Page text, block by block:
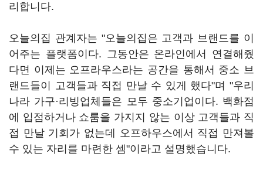
리합니다.
오늘의집 관계자는 "오늘의집은 고객과 브랜드를 이
어주는 플랫폼이다. 그동안은 온라인에서 연결해줬
다면 이제는 오프라우스라는 공간을 통해서 중소 브
랜드들이 고객들과 직접 만날 수 있게 했다"며 "우리
나라 가구·리빙업체들은 모두 중소기업이다. 백화점
에 입점하거나 쇼룸을 가지지 않는 이상 고객들과 직
접 만날 기회가 없는데 오프하우스에서 직접 만져볼
수 있는 자리를 마련한 셈"이라고 설명했습니다.